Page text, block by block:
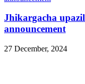
Jhikargacha
announcement
27 December, 2024